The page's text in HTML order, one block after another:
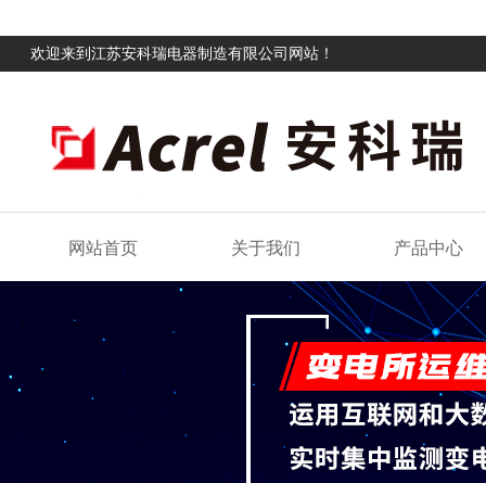
欢迎来到江苏安科瑞电器制造有限公司网站！
网站首页 关于我们 产品中心